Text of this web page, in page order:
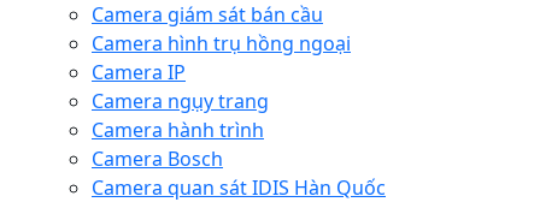
Camera giám sát bán cầu
Camera hình trụ hồng ngoại
Camera IP
Camera ngụy trang
Camera hành trình
Camera Bosch
Camera quan sát IDIS Hàn Quốc